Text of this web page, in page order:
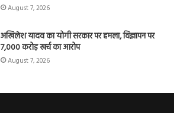
August 7, 2026
अखिलेश यादव का योगी सरकार पर हमला, विज्ञापन पर
7,000 करोड़ खर्च का आरोप
August 7, 2026